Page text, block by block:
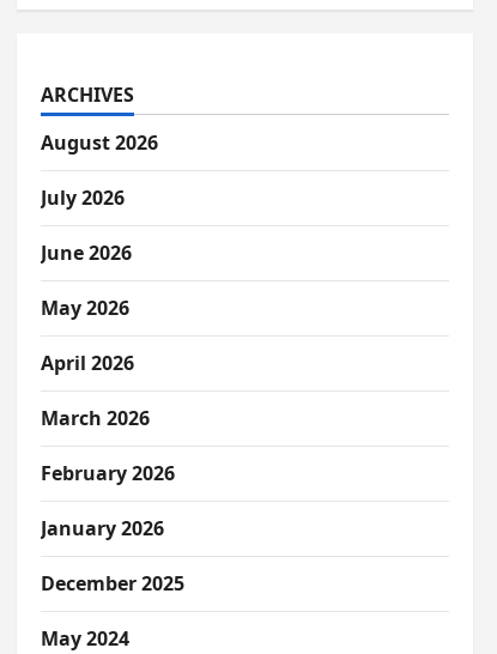
ARCHIVES
August 2026
July 2026
June 2026
May 2026
April 2026
March 2026
February 2026
January 2026
December 2025
May 2024